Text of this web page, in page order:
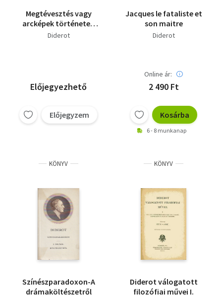
Megtévesztés vagy
arcképek története -
Pablo Picasso rajzaival
Diderot
Előjegyezhető
Előjegyzem
Jacques le fataliste et
son maitre
Diderot
Online ár:
2 490 Ft
Kosárba
6 - 8 munkanap
KÖNYV
Színészparadoxon-A
drámaköltészetről
KÖNYV
Diderot válogatott
filozófiai művei I.